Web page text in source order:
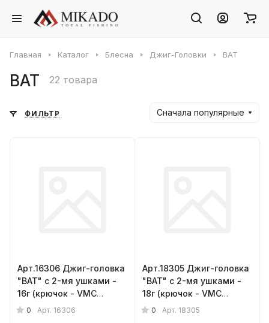
Главная Каталог Блесна Джиг-Головки BAT
BAT 22 товара
ФИЛЬТР Сначала популярные
Арт.16306 Джиг-головка
"BAT" с 2-мя ушками -
16г (крючок - VMC
barbarian № 3/0) { 6шт.}
0 Арт. 16306
Арт.18305 Джиг-головка
"BAT" с 2-мя ушками -
18г (крючок - VMC
barbarian № 3/0) { 5шт.}
0 Арт. 18305